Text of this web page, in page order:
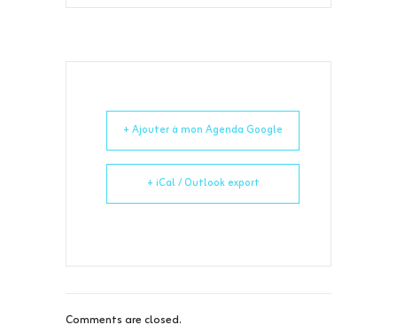
+ Ajouter à mon Agenda Google
+ iCal / Outlook export
Comments are closed.